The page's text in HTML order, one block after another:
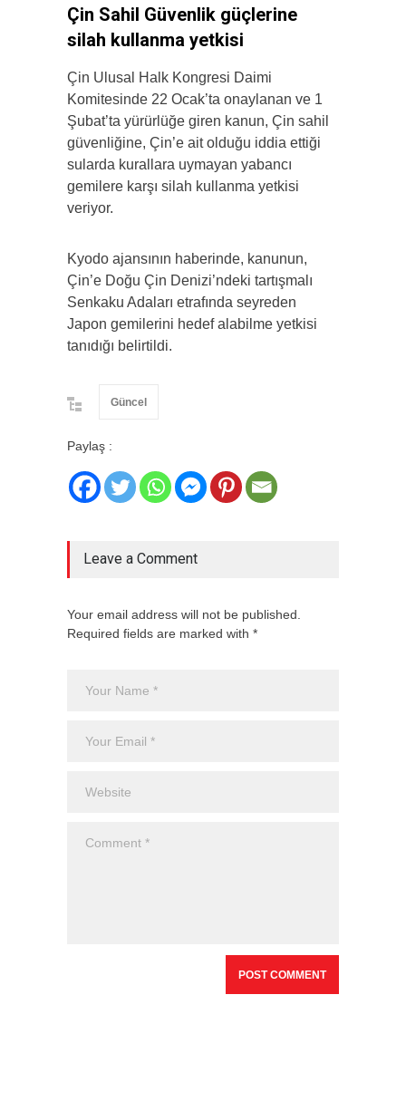
Çin Sahil Güvenlik güçlerine
silah kullanma yetkisi
Çin Ulusal Halk Kongresi Daimi
Komitesinde 22 Ocak’ta onaylanan ve 1
Şubat’ta yürürlüğe giren kanun, Çin sahil
güvenliğine, Çin’e ait olduğu iddia ettiği
sularda kurallara uymayan yabancı
gemilere karşı silah kullanma yetkisi
veriyor.
Kyodo ajansının haberinde, kanunun,
Çin’e Doğu Çin Denizi’ndeki tartışmalı
Senkaku Adaları etrafında seyreden
Japon gemilerini hedef alabilme yetkisi
tanıdığı belirtildi.
Güncel
Paylaş :
Leave a Comment
Your email address will not be published.
Required fields are marked with *